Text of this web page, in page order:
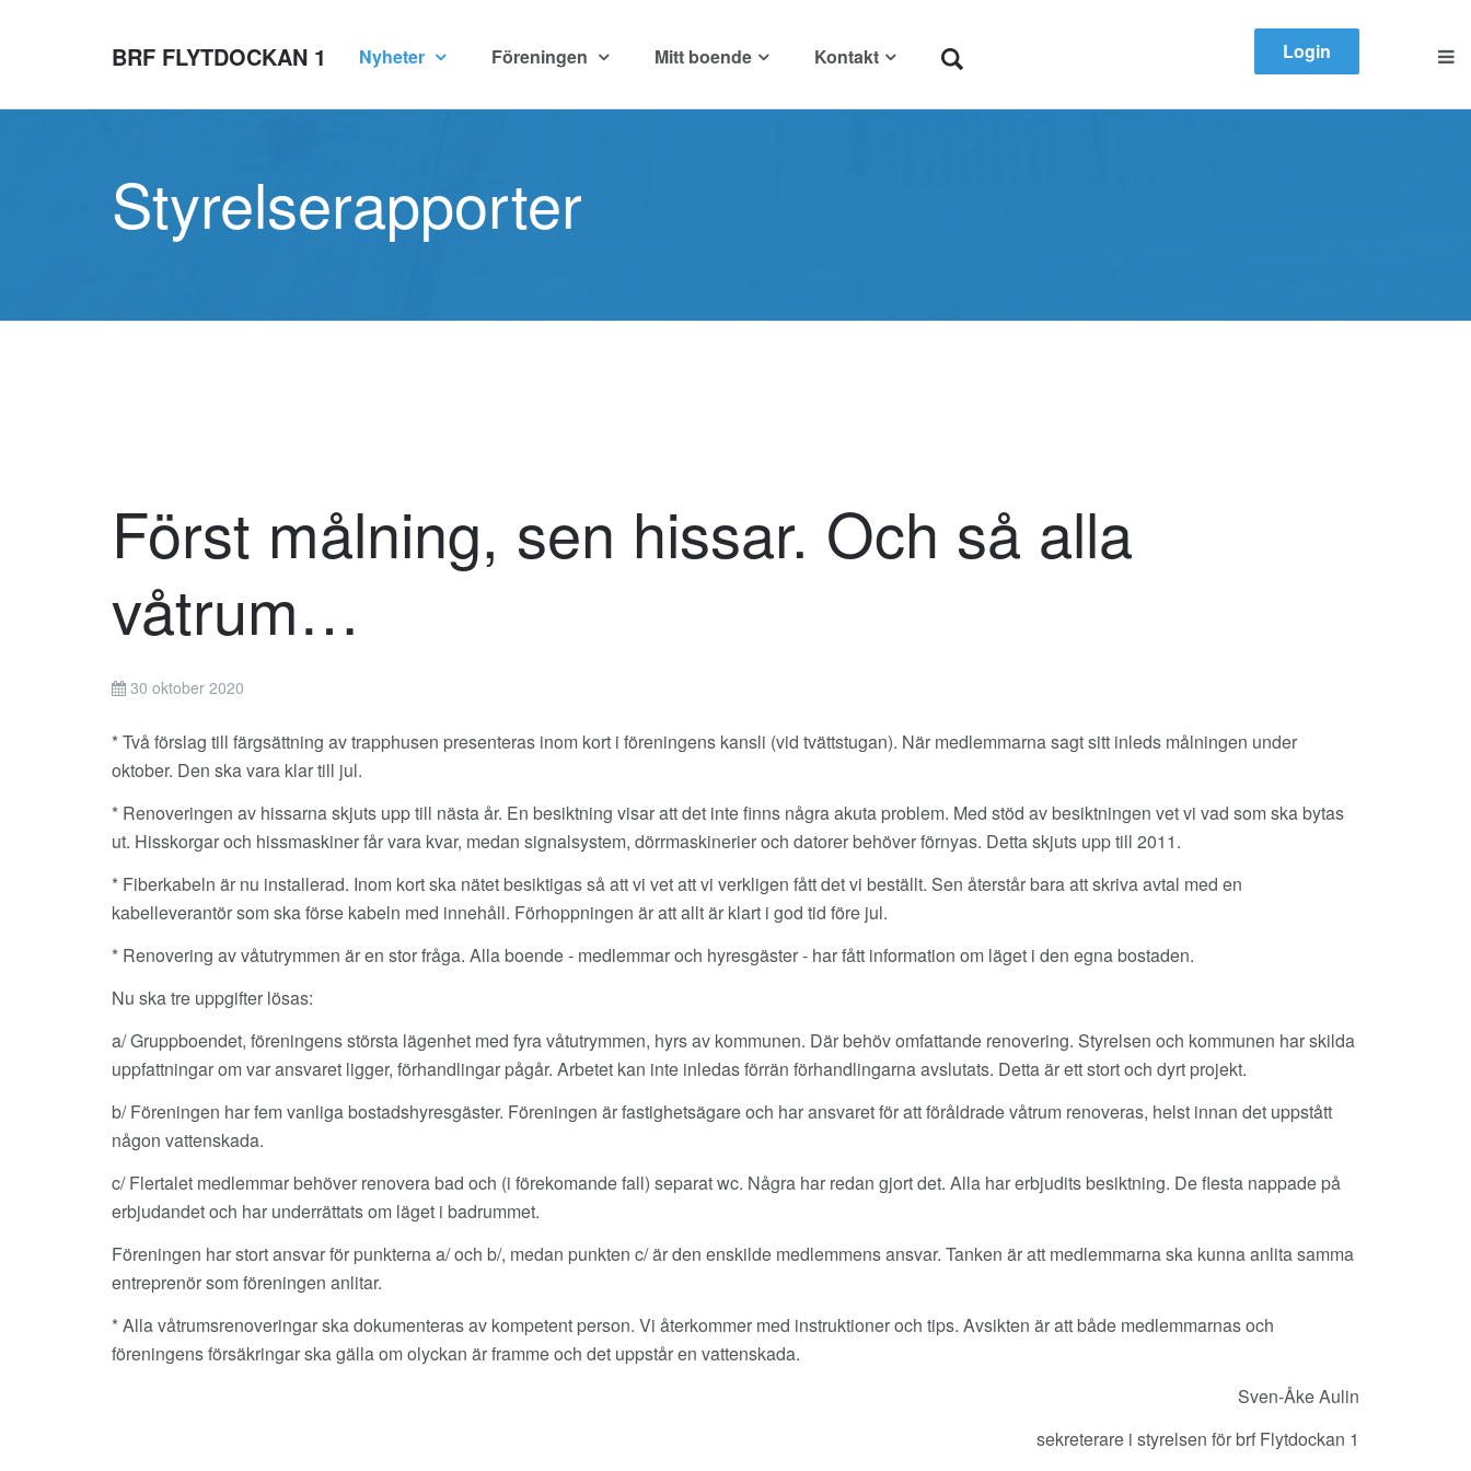
BRF FLYTDOCKAN 1 Nyheter Föreningen Mitt boende Kontakt Login
Styrelserapporter
Först målning, sen hissar. Och så alla
våtrum…
30 oktober 2020
* Två förslag till färgsättning av trapphusen presenteras inom kort i föreningens kansli (vid tvättstugan). När medlemmarna sagt sitt inleds målningen under
oktober. Den ska vara klar till jul.
* Renoveringen av hissarna skjuts upp till nästa år. En besiktning visar att det inte finns några akuta problem. Med stöd av besiktningen vet vi vad som ska bytas
ut. Hisskorgar och hissmaskiner får vara kvar, medan signalsystem, dörrmaskinerier och datorer behöver förnyas. Detta skjuts upp till 2011.
* Fiberkabeln är nu installerad. Inom kort ska nätet besiktigas så att vi vet att vi verkligen fått det vi beställt. Sen återstår bara att skriva avtal med en
kabelleverantör som ska förse kabeln med innehåll. Förhoppningen är att allt är klart i god tid före jul.
* Renovering av våtutrymmen är en stor fråga. Alla boende - medlemmar och hyresgäster - har fått information om läget i den egna bostaden.
Nu ska tre uppgifter lösas:
a/ Gruppboendet, föreningens största lägenhet med fyra våtutrymmen, hyrs av kommunen. Där behöv omfattande renovering. Styrelsen och kommunen har skilda
uppfattningar om var ansvaret ligger, förhandlingar pågår. Arbetet kan inte inledas förrän förhandlingarna avslutats. Detta är ett stort och dyrt projekt.
b/ Föreningen har fem vanliga bostadshyresgäster. Föreningen är fastighetsägare och har ansvaret för att föråldrade våtrum renoveras, helst innan det uppstått
någon vattenskada.
c/ Flertalet medlemmar behöver renovera bad och (i förekomande fall) separat wc. Några har redan gjort det. Alla har erbjudits besiktning. De flesta nappade på
erbjudandet och har underrättats om läget i badrummet.
Föreningen har stort ansvar för punkterna a/ och b/, medan punkten c/ är den enskilde medlemmens ansvar. Tanken är att medlemmarna ska kunna anlita samma
entreprenör som föreningen anlitar.
* Alla våtrumsrenoveringar ska dokumenteras av kompetent person. Vi återkommer med instruktioner och tips. Avsikten är att både medlemmarnas och
föreningens försäkringar ska gälla om olyckan är framme och det uppstår en vattenskada.
Sven-Åke Aulin
sekreterare i styrelsen för brf Flytdockan 1